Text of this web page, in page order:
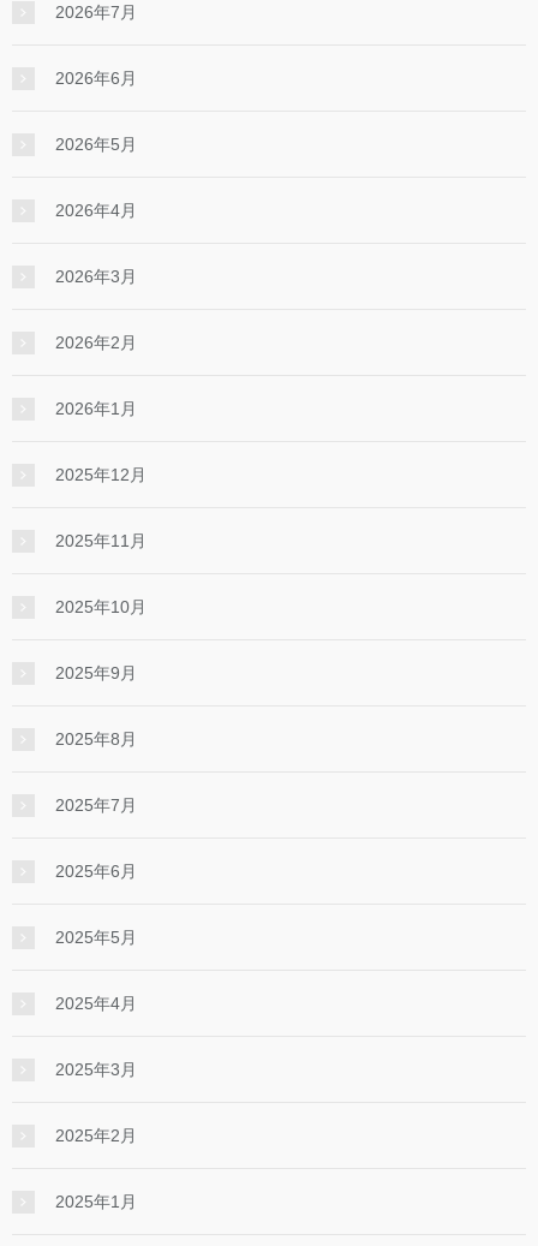
2026年7月
2026年6月
2026年5月
2026年4月
2026年3月
2026年2月
2026年1月
2025年12月
2025年11月
2025年10月
2025年9月
2025年8月
2025年7月
2025年6月
2025年5月
2025年4月
2025年3月
2025年2月
2025年1月